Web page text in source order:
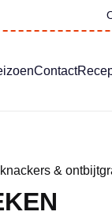
Contact
&